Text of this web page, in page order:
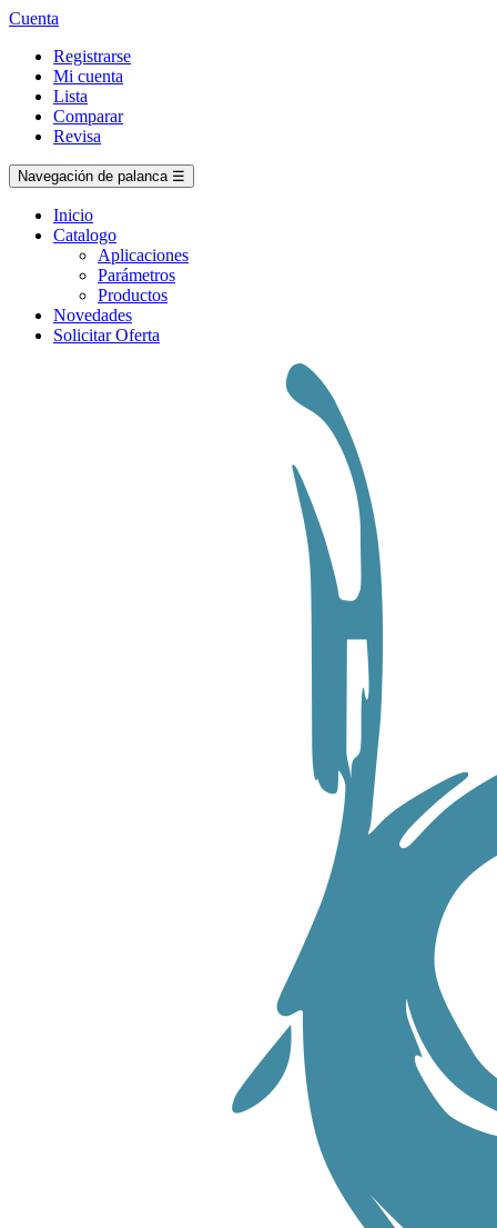
Cuenta
Registrarse
Mi cuenta
Lista
Comparar
Revisa
Navegación de palanca ☰
Inicio
Catalogo
Aplicaciones
Parámetros
Productos
Novedades
Solicitar Oferta